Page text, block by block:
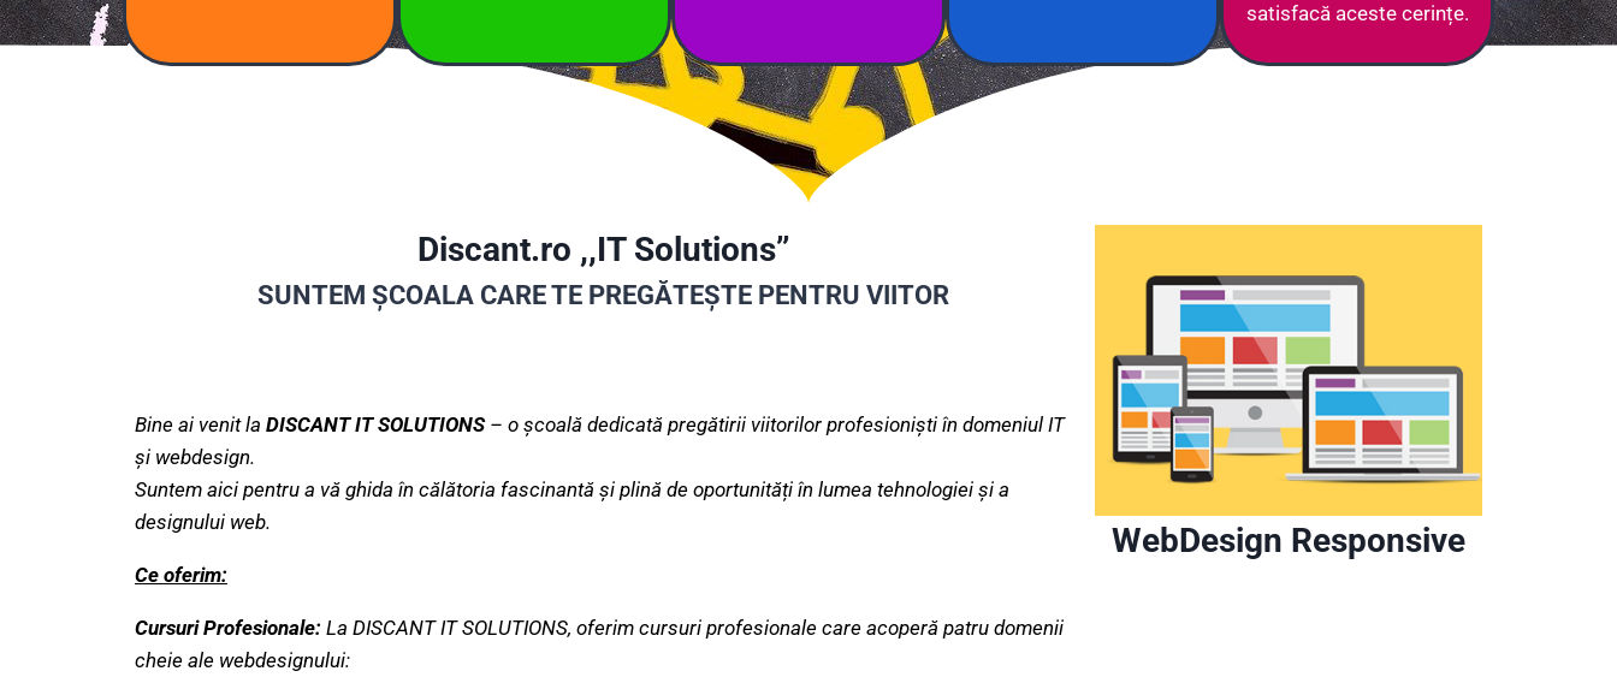
satisfacă aceste cerințe.
Discant.ro ,,IT Solutions’’
SUNTEM ȘCOALA CARE TE PREGĂTEȘTE PENTRU VIITOR
Bine ai venit la DISCANT IT SOLUTIONS– o școală dedicată pregătirii viitorilor profesioniști în domeniul IT
și webdesign.
Suntem aici pentru a vă ghida în călătoria fascinantă și plină de oportunități în lumea tehnologiei și a
designului web.
Ce oferim:
Cursuri Profesionale: La DISCANT IT SOLUTIONS, oferim cursuri profesionale care acoperă patru domenii
cheie ale webdesignului:
WebDesign Responsive